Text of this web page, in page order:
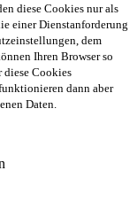
diese Cookies nur als
einer Dienstanforderung
dem
Ihren Browser so
diese Cookies
dann aber
Daten.